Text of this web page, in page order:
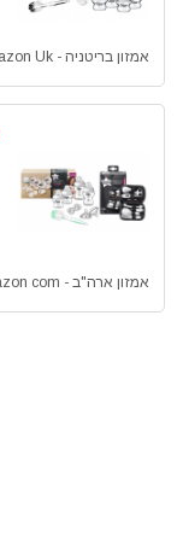
אמזון בריטניה - Amazon Uk
אמזון ארה"ב - Amazon com